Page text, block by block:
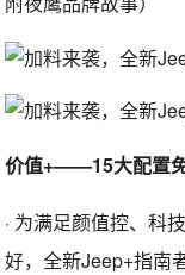
价值+——15大配置
· 为满足颜值控、科
好，全新Jeep+指南